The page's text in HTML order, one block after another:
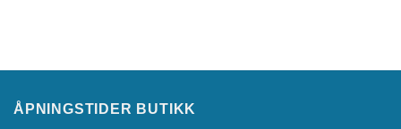
ÅPNINGSTIDER BUTIKK